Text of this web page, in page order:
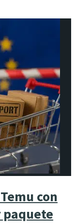
con
paquete